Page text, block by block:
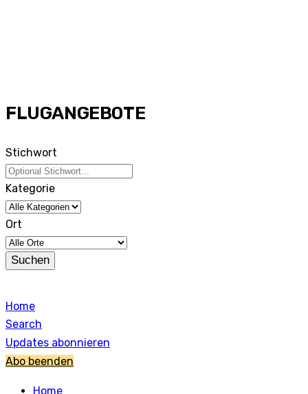
FLUGANGEBOTE
Stichwort
Kategorie
Ort
Suchen
Home
Search
Updates abonnieren
Abo beenden
Home